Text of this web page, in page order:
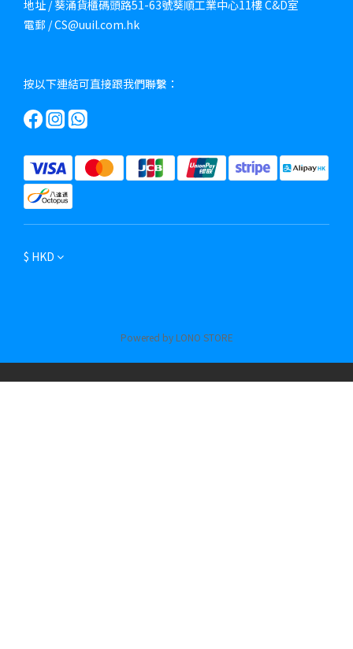
地址 / 葵涌貨櫃碼頭路51-63號葵順工業中心11樓 C&D室
電郵 / CS@uuil.com.hk
按以下連結可直接跟我們聯繫：
$ HKD
Powered by LONO STORE